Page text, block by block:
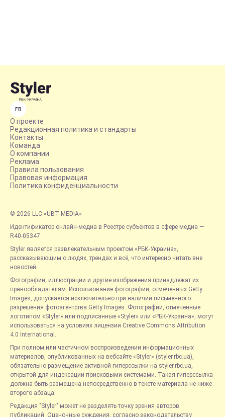
FB
О проекте
Редакционная политика и стандарты
Контакты
Команда
О компании
Реклама
Правила пользования
Правовая информация
Политика конфиденциальности
© 2026 LLC «UBT MEDIA»
Идентификатор онлайн-медиа в Реестре субъектов в сфере медиа —
R40-05347
Styler является развлекательным проектом «РБК-Украина»,
рассказывающим о людях, трендах и всё, что интересно читать вне
новостей.
Фотографии, иллюстрации и другие изображения принадлежат их
правообладателям. Использование фотографий, отмеченных Getty
Images, допускается исключительно при наличии письменного
разрешения фотоагентства Getty Images. Фотографии, отмеченные
логотипом «Styler» или подписанные «Styler» или «РБК-Украина», могут
использоваться на условиях лицензии Creative Commons Attribution
4.0 International.
При полном или частичном воспроизведении информационных
материалов, опубликованных на вебсайте «Styler» (styler.rbc.ua),
обязательно размещение активной гиперссылки на styler.rbc.ua,
открытой для индексации поисковыми системами. Такая гиперссылка
должна быть размещена непосредственно в тексте материала не ниже
второго абзаца.
Редакция "Styler" может не разделять точку зрения авторов
публикаций. Оценочные суждения, согласно законодательству